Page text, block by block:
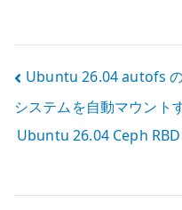
投
稿
ナ
ビ
Ubuntu 26.04 autofs
システムを自動マウント
Ubuntu 26.04 Ceph